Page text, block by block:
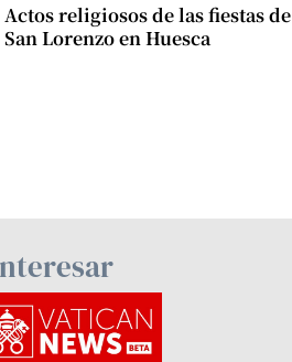
Actos religiosos de las fiestas de
San Lorenzo en Huesca